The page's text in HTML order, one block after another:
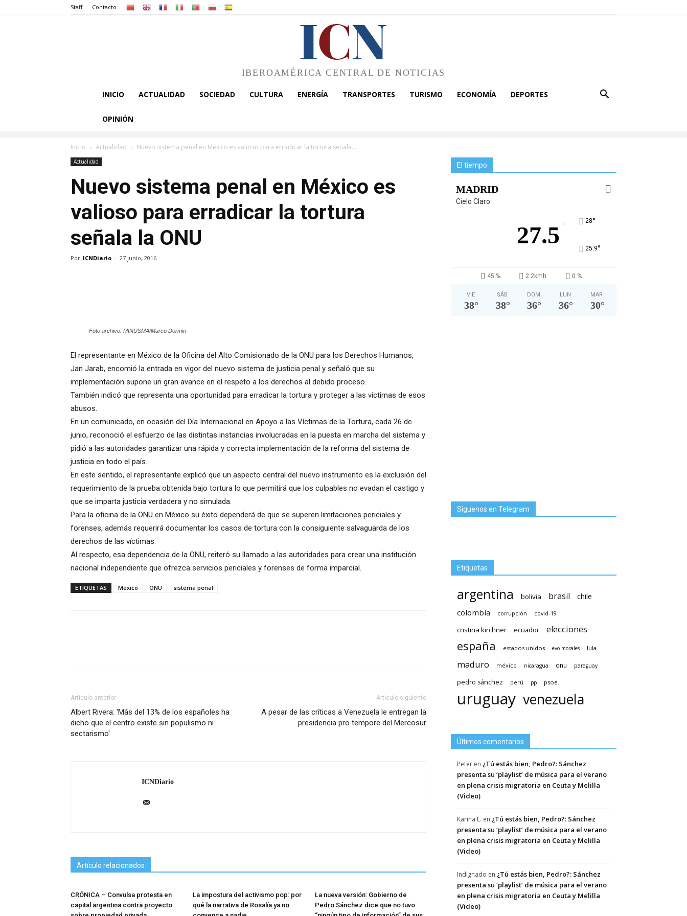
Staff Contacto
ICN
IBEROAMÉRICA CENTRAL DE NOTICIAS
INICIO ACTUALIDAD SOCIEDAD CULTURA ENERGÍA TRANSPORTES TURISMO ECONOMÍA DEPORTES
OPINIÓN
Inicio Actualidad Nuevo sistema penal en México es valioso para erradicar la tortura señala...
Actualidad
Nuevo sistema penal en México es
valioso para erradicar la tortura
señala la ONU
Por ICNDiario - 27 junio, 2016
Foto archivo: MINUSMA/Marco Dormin
El representante en México de la Oficina del Alto Comisionado de la ONU para los Derechos Humanos,
Jan Jarab, encomió la entrada en vigor del nuevo sistema de justicia penal y señaló que su
implementación supone un gran avance en el respeto a los derechos al debido proceso.
También indicó que representa una oportunidad para erradicar la tortura y proteger a las víctimas de esos
abusos.
En un comunicado, en ocasión del Día Internacional en Apoyo a las Víctimas de la Tortura, cada 26 de
junio, reconoció el esfuerzo de las distintas instancias involucradas en la puesta en marcha del sistema y
pidió a las autoridades garantizar una rápida y correcta implementación de la reforma del sistema de
justicia en todo el país.
En este sentido, el representante explicó que un aspecto central del nuevo instrumento es la exclusión del
requerimiento de la prueba obtenida bajo tortura lo que permitirá que los culpables no evadan el castigo y
que se imparta justicia verdadera y no simulada.
Para la oficina de la ONU en México su éxito dependerá de que se superen limitaciones periciales y
forenses, además requerirá documentar los casos de tortura con la consiguiente salvaguarda de los
derechos de las víctimas.
Al respecto, esa dependencia de la ONU, reiteró su llamado a las autoridades para crear una institución
nacional independiente que ofrezca servicios periciales y forenses de forma imparcial.
ETIQUETAS México ONU sistema penal
Artículo anterior
Albert Rivera: 'Más del 13% de los españoles ha
dicho que el centro existe sin populismo ni
sectarismo'
Artículo siguiente
A pesar de las críticas a Venezuela le entregan la
presidencia pro tempore del Mercosur
ICNDiario
Artículo relacionados
CRÓNICA – Convulsa protesta en
capital argentina contra proyecto
La impostura del activismo pop: por
qué la narrativa de Rosalía ya no
La nueva versión: Gobierno de
Pedro Sánchez dice que no tuvo
El tiempo
MADRID
Cielo Claro
27.5 ° 28°
25.9°
45 % 2.2kmh 0 %
VIE
38°
SÁB
38°
DOM
36°
LUN
36°
MAR
30°
Síguenos en Telegram
Etiquetas
argentina bolivia brasil
chile
colombia
corrupción covid-19
cristina kirchner ecuador elecciones
españa estados unidos evo morales lula
maduro méxico nicaragua onu paraguay
pedro sánchez perú pp psoe.
uruguay venezuela
Últimos comentarios
Peter en ¿Tú estás bien, Pedro?: Sánchez
presenta su ‘playlist’ de música para el verano
en plena crisis migratoria en Ceuta y Melilla
(Video)
Karina L. en ¿Tú estás bien, Pedro?: Sánchez
presenta su ‘playlist’ de música para el verano
en plena crisis migratoria en Ceuta y Melilla
(Video)
Indignado en ¿Tú estás bien, Pedro?: Sánchez
presenta su ‘playlist’ de música para el verano
en plena crisis migratoria en Ceuta y Melilla
(Video)